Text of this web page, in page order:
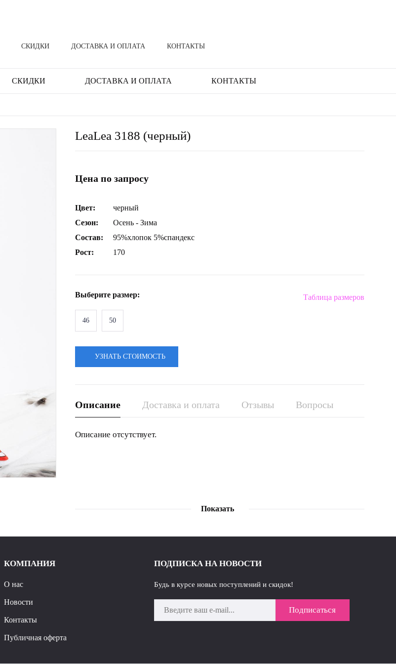
СКИДКИ ДОСТАВКА И ОПЛАТА КОНТАКТЫ
СКИДКИ ДОСТАВКА И ОПЛАТА КОНТАКТЫ
LeaLea 3188 (черный)
Цена по запросу
Цвет:
черный
Сезон:
Осень - Зима
Состав:
95%хлопок 5%спандекс
Рост:
170
Выберите размер:
46 50
Таблица размеров
УЗНАТЬ СТОИМОСТЬ
Описание Доставка и оплата Отзывы Вопросы
Описание отсутствует.
Показать
КОМПАНИЯ
О нас
Новости
Контакты
Публичная оферта
ПОДПИСКА НА НОВОСТИ
Будь в курсе новых поступлений и скидок!
Подписаться